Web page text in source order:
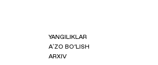
YANGILIKLAR
AʼZO BO‘LISH
ARXIV